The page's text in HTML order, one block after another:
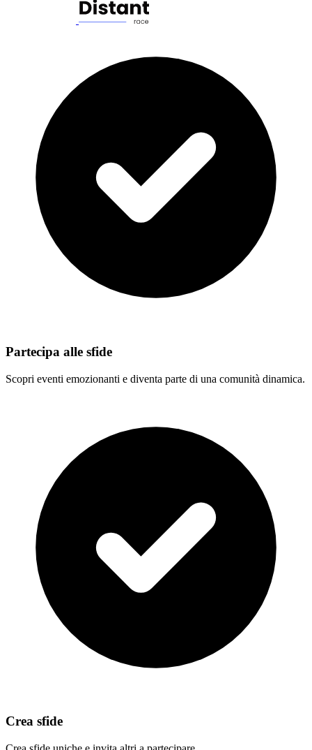
Partecipa alle sfide
Scopri eventi emozionanti e diventa parte di una comunità dinamica.
Crea sfide